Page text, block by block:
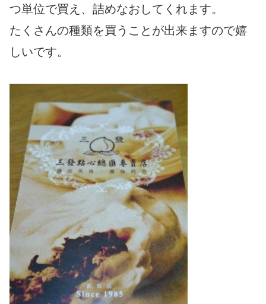
つ単位で買え、詰めなおしてくれます。
たくさんの種類を買うことが出来ますので嬉
しいです。